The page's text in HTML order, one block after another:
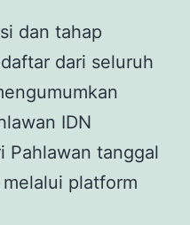
dan tahap
dari seluruh
IDN
Pahlawan tanggal
platform